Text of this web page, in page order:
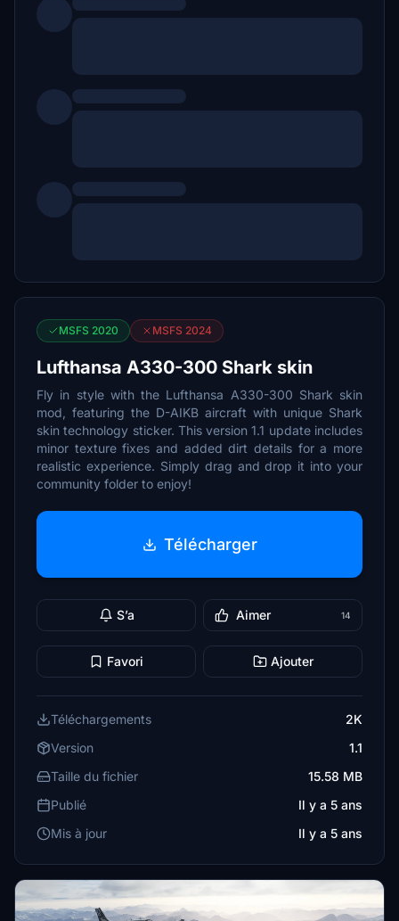
MSFS 2020 MSFS 2024
Lufthansa A330-300 Shark skin
Fly in style with the Lufthansa A330-300 Shark skin
mod, featuring the D-AIKB aircraft with unique Shark
skin technology sticker. This version 1.1 update includes
minor texture fixes and added dirt details for a more
realistic experience. Simply drag and drop it into your
community folder to enjoy!
Télécharger
S’a Aimer 14
Favori Ajouter
Téléchargements
2K
Version
1.1
Taille du fichier
15.58 MB
Publié
Il y a 5 ans
Mis à jour
Il y a 5 ans